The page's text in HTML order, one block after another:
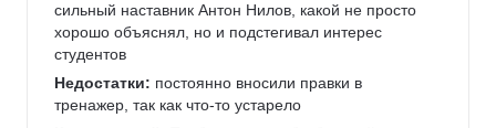
сильный наставник Антон Нилов, какой не просто
хорошо объяснял, но и подстегивал интерес
студентов
Недостатки: постоянно вносили правки в
тренажер, так как что-то устарело